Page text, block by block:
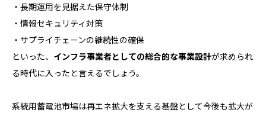
・長期運用を見据えた保守体制
・情報セキュリティ対策
・サプライチェーンの継続性の確保
といった、 インフラ事業者としての総合的な事業設計が求められ
る時代に入ったと言えるでしょう。
系統用蓄電池市場は再エネ拡大を支える基盤として今後も拡大が